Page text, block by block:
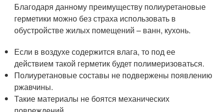
Благодаря данному преимуществу полиуретановые
герметики можно без страха использовать в
обустройстве жилых помещений – ванн, кухонь.
Если в воздухе содержится влага, то под ее
действием такой герметик будет полимеризоваться.
Полиуретановые составы не подвержены появлению
ржавчины.
Такие материалы не боятся механических